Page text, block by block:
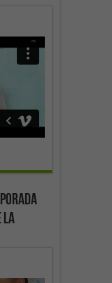
la